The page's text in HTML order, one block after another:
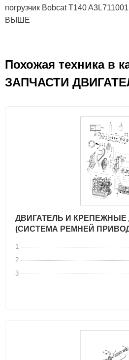
погрузчик Bobcat T140
ВЫШЕ
Похожая техника в
ЗАПЧАСТИ
ДВИГАТЕЛЬ И КРЕПЕЖНЫЕ
(СИСТЕМА РЕМНЕЙ
1
2
3